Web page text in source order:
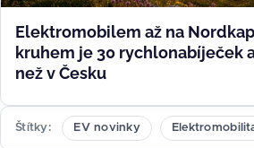
Elektromobilem až na
kruhem je 30 rychlonabíječek
než v Česku
Štítky EV novinky